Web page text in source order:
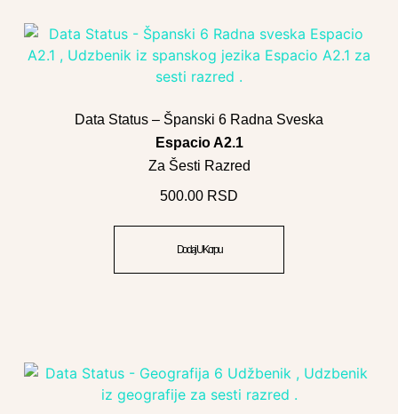
Data Status – Španski 6 Radna Sveska
Espacio A2.1
Za Šesti Razred
500.00 RSD
Dodaj U Korpu